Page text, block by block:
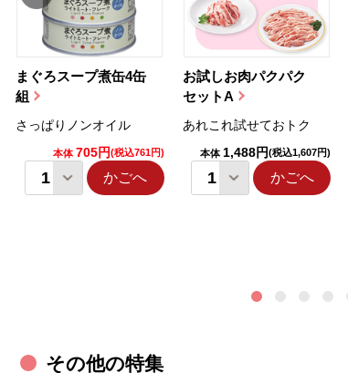
まぐろスープ煮缶4缶
組
さっぱりノンオイル
本体 705円(税込761円)
かごへ
お試しお肉パクパク
セットA
あれこれ試せておトク
本体 1,488円(税込1,607円)
かごへ
その他の特集